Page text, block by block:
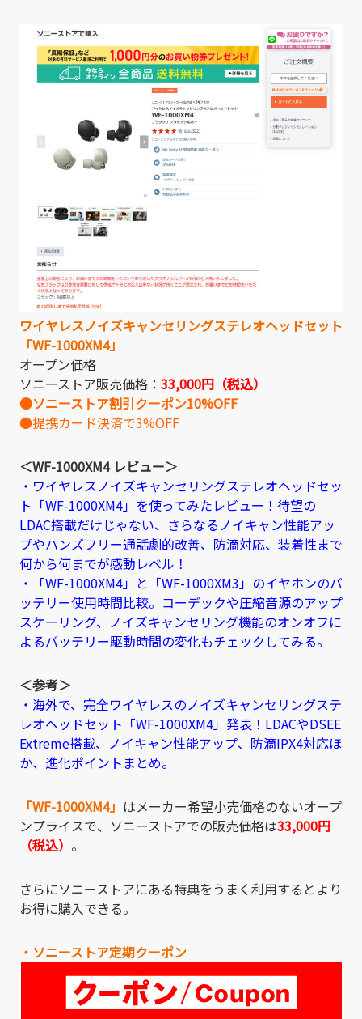
ワイヤレスノイズキャンセリングステレオヘッドセット
「WF-1000XM4」
オープン価格
ソニーストア販売価格： 33,000円（税込）
●ソニーストア割引クーポン10%OFF
●提携カード決済で3%OFF
＜WF-1000XM4 レビュー＞
・ワイヤレスノイズキャンセリングステレオヘッドセッ
ト「WF-1000XM4」を使ってみたレビュー！待望の
LDAC搭載だけじゃない、さらなるノイキャン性能アッ
プやハンズフリー通話劇的改善、防滴対応、装着性まで
何から何までが感動レベル！
・「WF-1000XM4」と「WF-1000XM3」のイヤホンのバ
ッテリー使用時間比較。コーデックや圧縮音源のアップ
スケーリング、ノイズキャンセリング機能のオンオフに
よるバッテリー駆動時間の変化もチェックしてみる。
＜参考＞
・海外で、完全ワイヤレスのノイズキャンセリングステ
レオヘッドセット「WF-1000XM4」発表！LDACやDSEE
Extreme搭載、ノイキャン性能アップ、防滴IPX4対応ほ
か、進化ポイントまとめ。
「WF-1000XM4」 はメーカー希望小売価格のないオープ
ンプライスで、ソニーストアでの販売価格は33,000円
（税込） 。
さらにソニーストアにある特典をうまく利用するとより
お得に購入できる。
・ソニーストア定期クーポン